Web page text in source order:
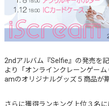
2ndアルバム『Selfie』の発売を
より「オンラインクレーンゲー
amのオリジナルグッズ５商品が
さらに獲得ランキング上位３名